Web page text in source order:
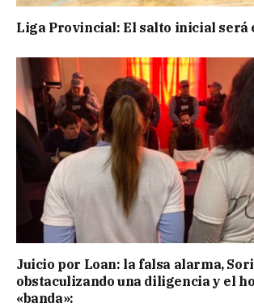
Liga Provincial: El salto inicial será
Juicio por Loan: la falsa alarma,
obstaculizando una diligencia y el
«banda»: